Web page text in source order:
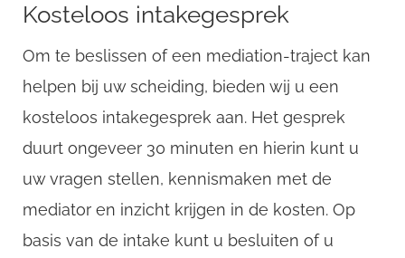
Kosteloos intakegesprek
Om te beslissen of een mediation-traject kan
helpen bij uw scheiding, bieden wij u een
kosteloos intakegesprek aan. Het gesprek
duurt ongeveer 30 minuten en hierin kunt u
uw vragen stellen, kennismaken met de
mediator en inzicht krijgen in de kosten. Op
basis van de intake kunt u besluiten of u